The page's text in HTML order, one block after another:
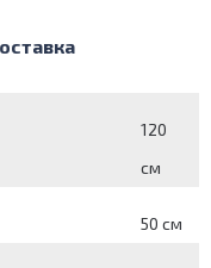
120
см
50 см